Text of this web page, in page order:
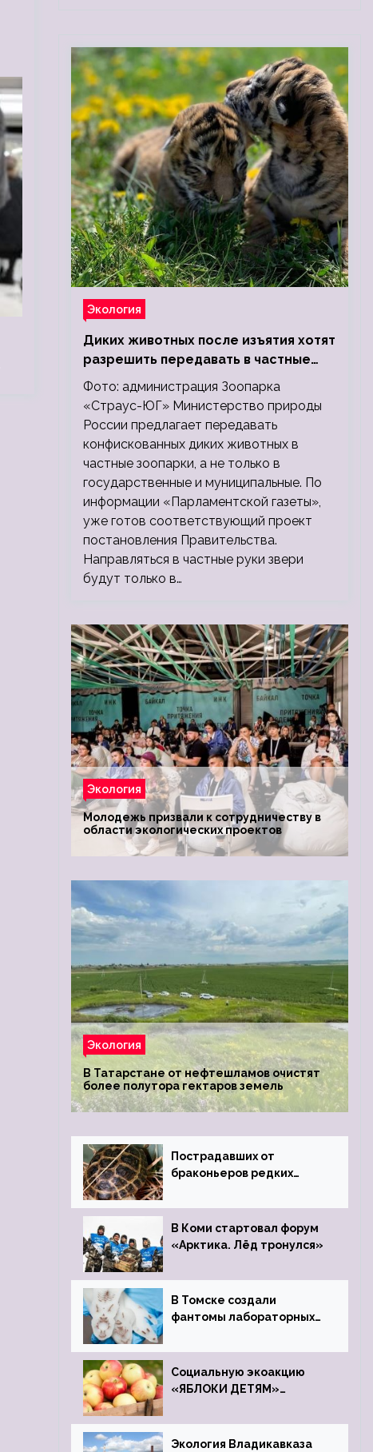
Экология
Диких животных после изъятия хотят
разрешить передавать в частные
зоопарки
Фото: администрация Зоопарка
«Страус-ЮГ» Министерство природы
России предлагает передавать
конфискованных диких животных в
частные зоопарки, а не только в
государственные и муниципальные. По
информации «Парламентской газеты»,
уже готов соответствующий проект
постановления Правительства.
Направляться в частные руки звери
будут только в…
Экология
Молодежь призвали к сотрудничеству в
области экологических проектов
Экология
В Татарстане от нефтешламов очистят
более полутора гектаров земель
Пострадавших от
браконьеров редких
Ростовский зоопарк
В Коми стартовал форум
«Арктика. Лёд тронулся»
В Томске создали
фантомы лабораторных
Социальную экоакцию
«ЯБЛОКИ ДЕТЯМ»
Экология Владикавказа